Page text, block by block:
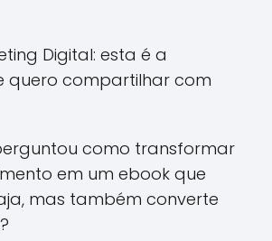
Digital: esta é a
quero compartilhar com
como transformar
em um ebook que
mas também converte